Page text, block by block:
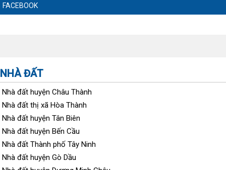
FACEBOOK
NHÀ ĐẤT
Nhà đất huyện Châu Thành
Nhà đất thị xã Hòa Thành
Nhà đất huyện Tân Biên
Nhà đất huyện Bến Cầu
Nhà đất Thành phố Tây Ninh
Nhà đất huyện Gò Dầu